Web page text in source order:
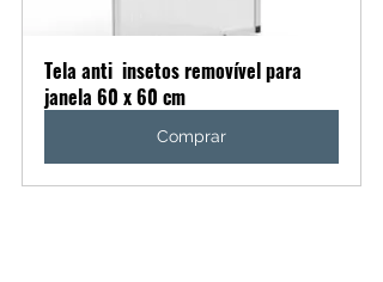
Tela anti  insetos removível para
janela 60 x 60 cm
Comprar